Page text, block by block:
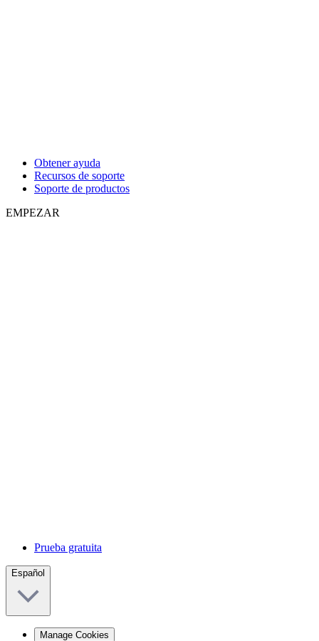
Obtener ayuda
Recursos de soporte
Soporte de productos
EMPEZAR
Prueba gratuita
Español
Manage Cookies